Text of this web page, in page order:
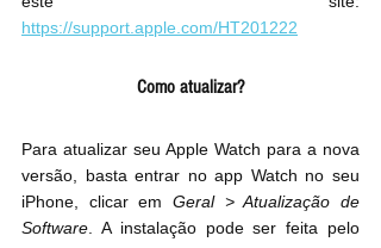
https://support.apple.com/HT201222
Como atualizar?
Para atualizar seu Apple Watch para a nova
versão, basta entrar no app Watch no seu
iPhone, clicar em Geral > Atualização de
Software . A instalação pode ser feita pelo